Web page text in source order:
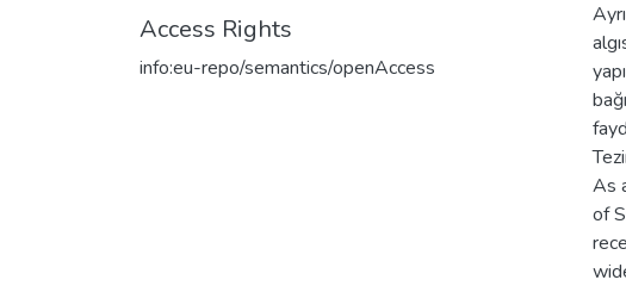
Access Rights
info:eu-repo/semantics/openAccess
As
of